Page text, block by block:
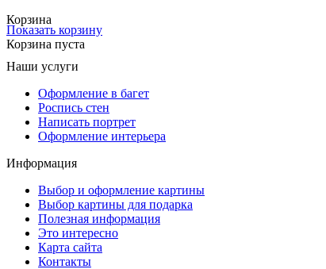
Корзина
Показать корзину
Корзина пуста
Наши услуги
Оформление в багет
Роспись стен
Написать портрет
Оформление интерьера
Информация
Выбор и оформление картины
Выбор картины для подарка
Полезная информация
Это интересно
Карта сайта
Контакты